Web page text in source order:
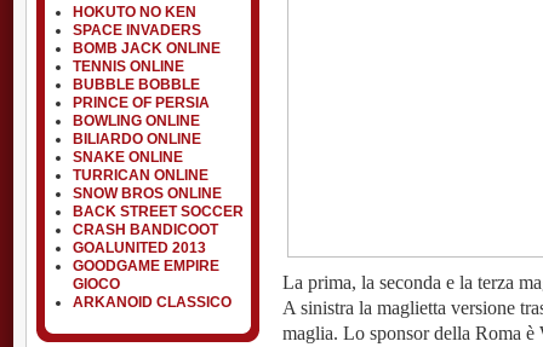
HOKUTO NO KEN
SPACE INVADERS
BOMB JACK ONLINE
TENNIS ONLINE
BUBBLE BOBBLE
PRINCE OF PERSIA
BOWLING ONLINE
BILIARDO ONLINE
SNAKE ONLINE
TURRICAN ONLINE
SNOW BROS ONLINE
BACK STREET SOCCER
CRASH BANDICOOT
GOALUNITED 2013
GOODGAME EMPIRE
GIOCO
ARKANOID CLASSICO
La prima, la seconda e la terza
A sinistra la maglietta versione
maglia. Lo sponsor della Roma è